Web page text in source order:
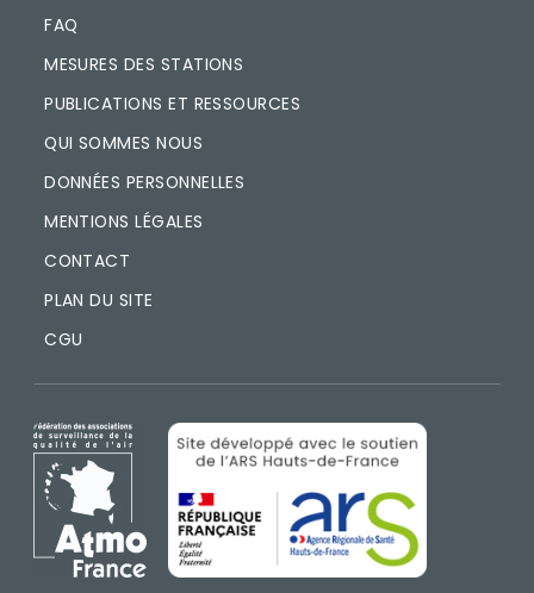
FAQ
MESURES DES STATIONS
PUBLICATIONS ET RESSOURCES
QUI SOMMES NOUS
DONNÉES PERSONNELLES
MENTIONS LÉGALES
CONTACT
PLAN DU SITE
CGU
IMAGE IMAGE